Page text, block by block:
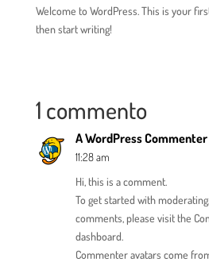
Welcome to WordPress. This is your
then start writing!
1 commento
A WordPress Commenter
11:28 am
Hi, this is a comment.
To get started with
comments, please visit the
dashboard.
Commenter avatars come